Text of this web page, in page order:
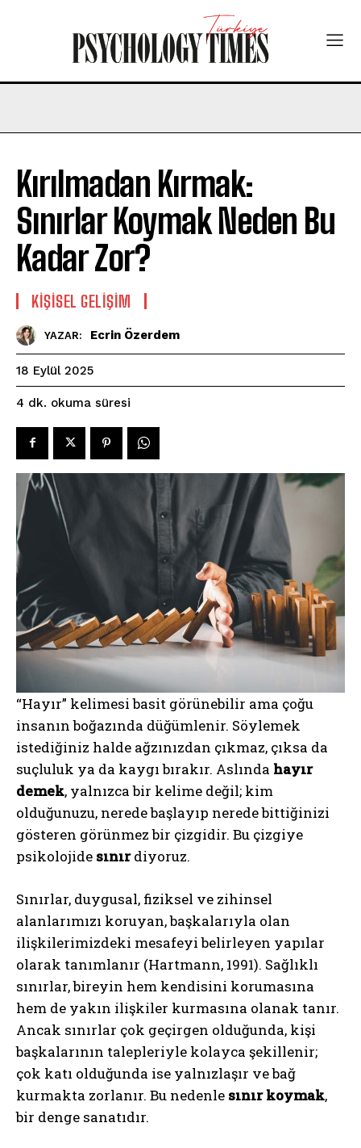
Kırılmadan Kırmak:
Sınırlar Koymak Neden Bu
Kadar Zor?
KIŞISEL GELIŞIM
YAZAR: Ecrin Özerdem
18 Eylül 2025
4 dk. okuma süresi
“Hayır” kelimesi basit görünebilir ama çoğu
insanın boğazında düğümlenir. Söylemek
istediğiniz halde ağzınızdan çıkmaz, çıksa da
suçluluk ya da kaygı bırakır. Aslında hayır
demek, yalnızca bir kelime değil; kim
olduğunuzu, nerede başlayıp nerede bittiğinizi
gösteren görünmez bir çizgidir. Bu çizgiye
psikolojide sınırdiyoruz.
Sınırlar, duygusal, fiziksel ve zihinsel
alanlarımızı koruyan, başkalarıyla olan
ilişkilerimizdeki mesafeyi belirleyen yapılar
olarak tanımlanır (Hartmann, 1991). Sağlıklı
sınırlar, bireyin hem kendisini korumasına
hem de yakın ilişkiler kurmasına olanak tanır.
Ancak sınırlar çok geçirgen olduğunda, kişi
başkalarının talepleriyle kolayca şekillenir;
çok katı olduğunda ise yalnızlaşır ve bağ
kurmakta zorlanır. Bu nedenle sınır koymak,
bir denge sanatıdır.